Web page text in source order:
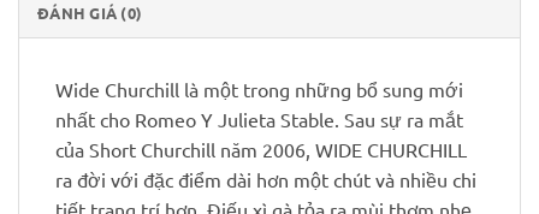
ĐÁNH GIÁ (0)
Wide Churchill là một trong những bổ sung mới
nhất cho Romeo Y Julieta Stable. Sau sự ra mắt
của Short Churchill năm 2006, WIDE CHURCHILL
ra đời với đặc điểm dài hơn một chút và nhiều chi
tiết trang trí hơn. Điếu xì gà tỏa ra mùi thơm nhẹ